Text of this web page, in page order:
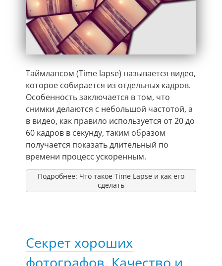
Таймлапсом (Time lapse) называется видео,
которое собирается из отдельных кадров.
Особенность заключается в том, что
снимки делаются с небольшой частотой, а
в видео, как правило используется от 20 до
60 кадров в секунду, таким образом
получается показать длительный по
времени процесс ускоренным.
Подробнее: Что такое Time Lapse и как его
сделать
Секрет хороших